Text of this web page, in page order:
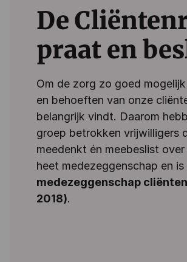
De
praat en
Om de zorg zo goed
en behoeften van onze
belangrijk vindt. Daarom
groep betrokken vrijwilligers
meedenkt én meebeslist
heet medezeggenschap en
medezeggenschap
2018).